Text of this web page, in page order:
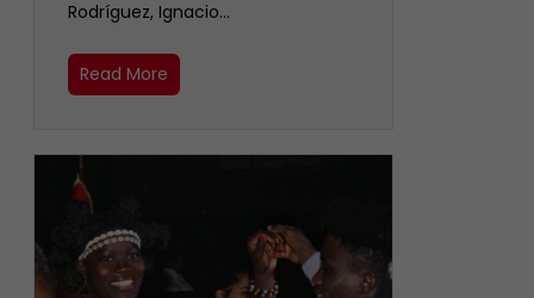
Rodríguez, Ignacio…
Read More